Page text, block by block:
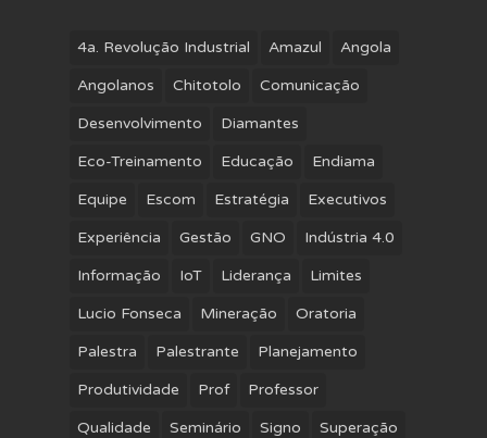
4a. Revolução Industrial Amazul Angola
Angolanos Chitotolo Comunicação
Desenvolvimento Diamantes
Eco-Treinamento Educação Endiama
Equipe Escom Estratégia Executivos
Experiência Gestão GNO Indústria 4.0
Informação IoT Liderança Limites
Lucio Fonseca Mineração Oratoria
Palestra Palestrante Planejamento
Produtividade Prof Professor
Qualidade Seminário Signo Superação